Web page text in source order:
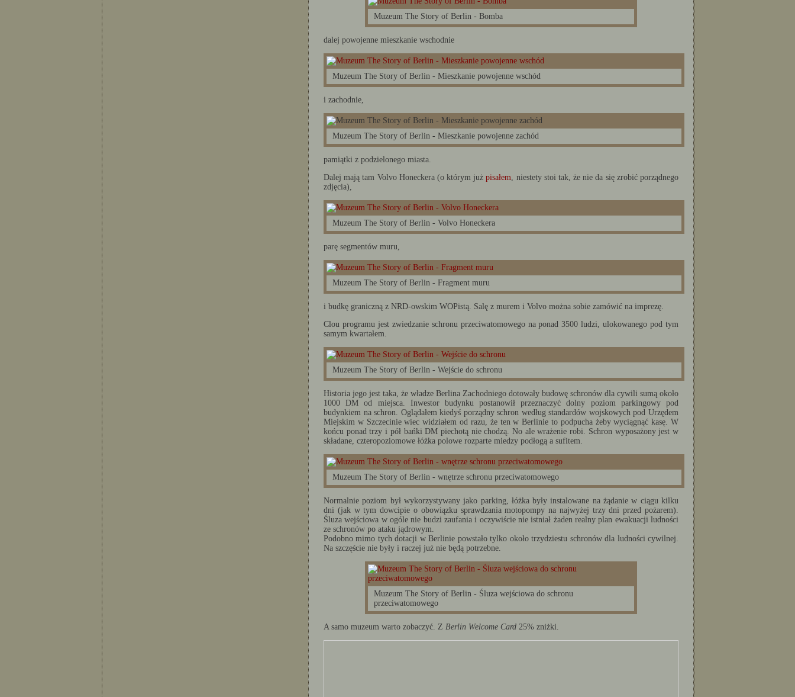
Muzeum The Story of Berlin - Bomba
dalej powojenne mieszkanie wschodnie
Muzeum The Story of Berlin - Mieszkanie powojenne wschód
i zachodnie,
Muzeum The Story of Berlin - Mieszkanie powojenne zachód
pamiątki z podzielonego miasta.
Dalej mają tam Volvo Honeckera (o którym jużpisałem, niestety stoi tak, że nie da się zrobić porządnego
zdjęcia),
Muzeum The Story of Berlin - Volvo Honeckera
parę segmentów muru,
Muzeum The Story of Berlin - Fragment muru
i budkę graniczną z NRD-owskim WOPistą. Salę z murem i Volvo można sobie zamówić na imprezę.
Clou programu jest zwiedzanie schronu przeciwatomowego na ponad 3500 ludzi, ulokowanego pod tym
samym kwartałem.
Muzeum The Story of Berlin - Wejście do schronu
Historia jego jest taka, że władze Berlina Zachodniego dotowały budowę schronów dla cywili sumą około
1000 DM od miejsca. Inwestor budynku postanowił przeznaczyć dolny poziom parkingowy pod
budynkiem na schron. Oglądałem kiedyś porządny schron według standardów wojskowych pod Urzędem
Miejskim w Szczecinie wiec widziałem od razu, że ten w Berlinie to podpucha żeby wyciągnąć kasę. W
końcu ponad trzy i pół bańki DM piechotą nie chodzą. No ale wrażenie robi. Schron wyposażony jest w
składane, czteropoziomowe łóżka polowe rozparte miedzy podłogą a sufitem.
Muzeum The Story of Berlin - wnętrze schronu przeciwatomowego
Normalnie poziom był wykorzystywany jako parking, łóżka były instalowane na żądanie w ciągu kilku
dni (jak w tym dowcipie o obowiązku sprawdzania motopompy na najwyżej trzy dni przed pożarem).
Śluza wejściowa w ogóle nie budzi zaufania i oczywiście nie istniał żaden realny plan ewakuacji ludności
ze schronów po ataku jądrowym.
Podobno mimo tych dotacji w Berlinie powstało tylko około trzydziestu schronów dla ludności cywilnej.
Na szczęście nie były i raczej już nie będą potrzebne.
Muzeum The Story of Berlin - Śluza wejściowa do schronu
przeciwatomowego
A samo muzeum warto zobaczyć. Z Berlin Welcome Card 25% zniżki.